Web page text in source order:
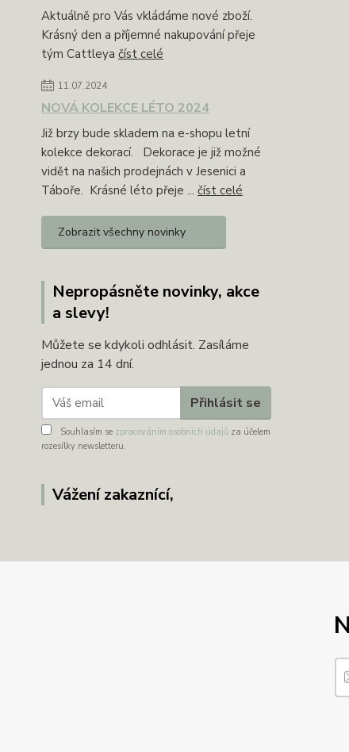
Aktuálně pro Vás vkládáme nové zboží.
Krásný den a příjemné nakupování přeje
tým Cattleya číst celé
11.07.2024
NOVÁ KOLEKCE LÉTO 2024
Již brzy bude skladem na e-shopu letní
kolekce dekorací. Dekorace je již možné
vidět na našich prodejnách v Jesenici a
Táboře. Krásné léto přeje ... číst celé
Zobrazit všechny novinky
Nepropásněte novinky, akce
a slevy!
Můžete se kdykoli odhlásit. Zasíláme
jednou za 14 dní.
Přihlásit se
Souhlasím se zpracováním osobních údajů za účelem
rozesílky newsletteru.
Vážení zakaznící,